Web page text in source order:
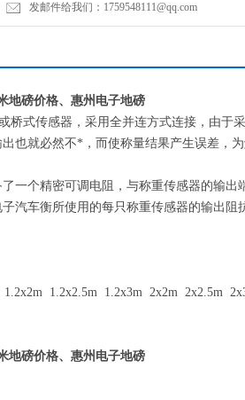
发邮件给我们：1759548111@qq.com
地磅价格、惠州电子地磅
桥式传感器，采用全并连方式连接，由于
也就必然不*，而使称量结果产生误差，
一个精密可调电阻，与称重传感器的输出
汽车衡所使用的每只称重传感器的输出阻
1.2x2.5m 1.2x3m 2x2m 2x2.5m
地磅价格、惠州电子地磅